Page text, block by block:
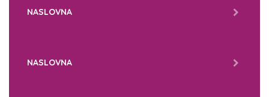
NASLOVNA
NASLOVNA